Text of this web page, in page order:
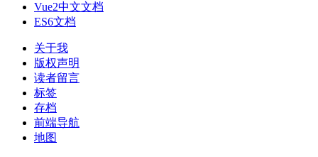
Vue2中文文档
ES6文档
关于我
版权声明
读者留言
标签
存档
前端导航
地图